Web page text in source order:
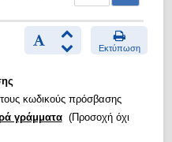
Εκτύπωση
κωδικούς πρόσβασης
γράμματα(Προσοχή όχι